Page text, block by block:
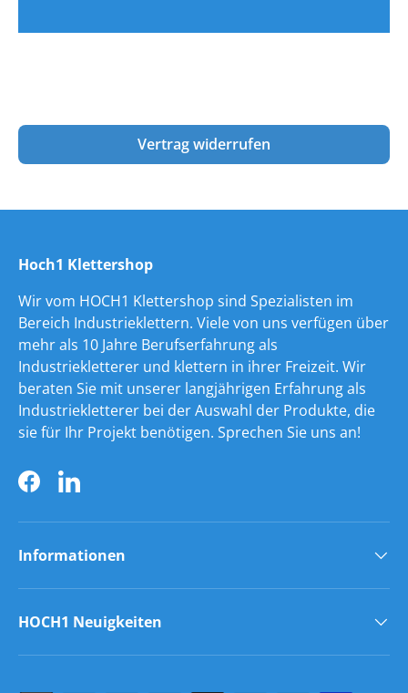
Vertrag widerrufen
Hoch1 Klettershop
Wir vom HOCH1 Klettershop sind Spezialisten im
Bereich Industrieklettern. Viele von uns verfügen über
mehr als 10 Jahre Berufserfahrung als
Industriekletterer und klettern in ihrer Freizeit. Wir
beraten Sie mit unserer langjährigen Erfahrung als
Industriekletterer bei der Auswahl der Produkte, die
sie für Ihr Projekt benötigen. Sprechen Sie uns an!
FacebookLinkedIn
Informationen
HOCH1 Neuigkeiten